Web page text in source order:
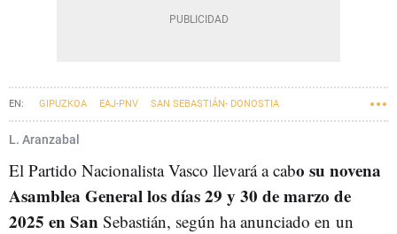
GIPUZKOA EAJ-PNV SAN SEBASTIÁN- DONOSTIA
ANDONI ORTUZAR
L. Aranzabal
El Partido Nacionalista Vasco llevará a cabo su novena
Asamblea General los días 29 y 30 de marzo de
2025 en San Sebastián, según ha anunciado en un